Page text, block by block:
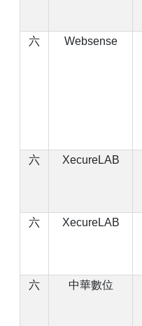
六 Websense
六 XecureLAB
六 XecureLAB
六 中華數位